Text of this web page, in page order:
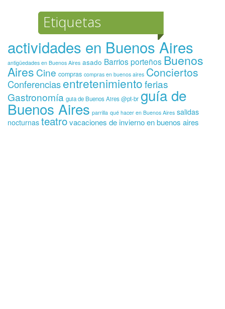
Etiquetas
actividades en Buenos Aires
antigüedades en Buenos Aires asado Barrios porteños Buenos
Aires Cine compras compras en buenos aires Conciertos
Conferenciasentretenimientoferias
Gastronomía guia de Buenos Aires @pt-br guía de
Buenos Aires parrilla qué hacer en Buenos Aires salidas
nocturnas teatrovacaciones de invierno en buenos aires